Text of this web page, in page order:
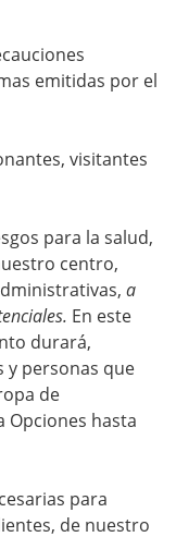
emitidas por el
visitantes
para la salud,
centro,
a
En este
durará,
y personas que
de
Opciones hasta
para
de nuestro